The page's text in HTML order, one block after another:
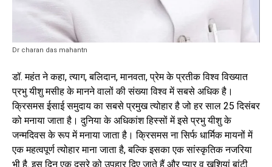
Dr charan das mahantn
डॉ. महंत ने कहा, त्याग, बलिदान, मानवता, प्रेम के प्रतीक विश्व विख्यात
प्रभु यीशु मसीह के मानने वालों की संख्या विश्व में सबसे अधिक है।
क्रिसमस ईसाई समुदाय का सबसे प्रमुख त्योहार है जो हर साल 25 दिसंबर
को मनाया जाता है। दुनिया के अधिकांश हिस्सों में इसे प्रभु यीशु के
जन्मदिवस के रूप में मनाया जाता है। क्रिसमस ना सिर्फ धार्मिक मायनों में
एक महत्वपूर्ण त्योहार माना जाता है, बल्कि इसका एक सांस्कृतिक नजरिया
भी है. इस दिन एक दूसरे को उपहार दिए जाते हैं और प्यार व खुशियां बांटी